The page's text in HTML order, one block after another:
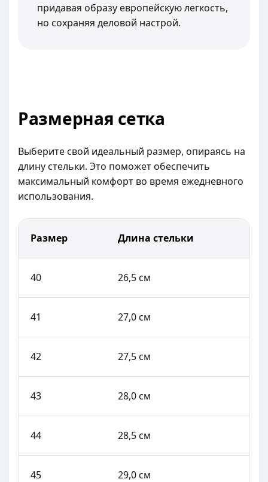
придавая образу европейскую легкость,
но сохраняя деловой настрой.
Размерная сетка
Выберите свой идеальный размер, опираясь на
длину стельки. Это поможет обеспечить
максимальный комфорт во время ежедневного
использования.
Размер Длина стельки
40 26,5 см
41 27,0 см
42 27,5 см
43 28,0 см
44 28,5 см
45 29,0 см